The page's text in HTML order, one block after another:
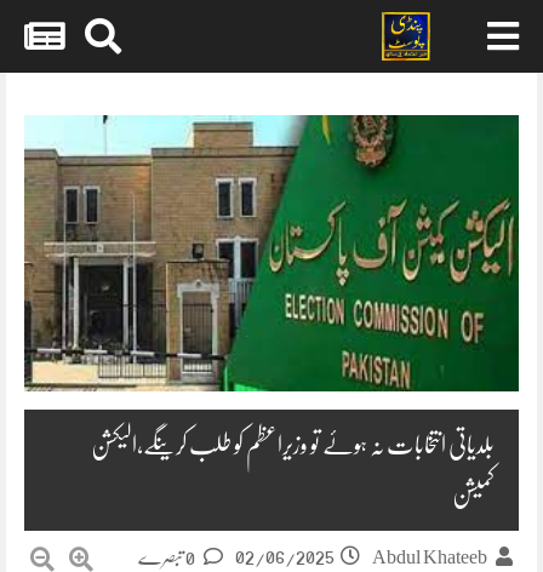
content
بلدیاتی انتخابات نہ ہوئے تو وزیراعظم کو طلب کرینگے،الیکشن
کمیشن
Abdul Khateeb
02/06/2025